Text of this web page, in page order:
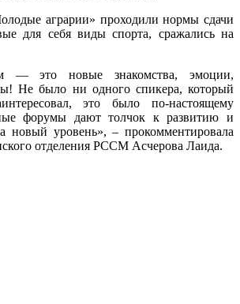
аграрии» проходили нормы сдачи
для себя виды спорта, сражались на
— это новые знакомства, эмоции,
Не было ни одного спикера, который
это было по-настоящему
форумы дают толчок к развитию и
новый уровень», – прокомментировала
отделения РССМ Асчерова Лаида.